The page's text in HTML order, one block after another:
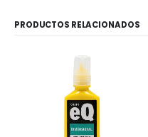
PRODUCTOS RELACIONADOS